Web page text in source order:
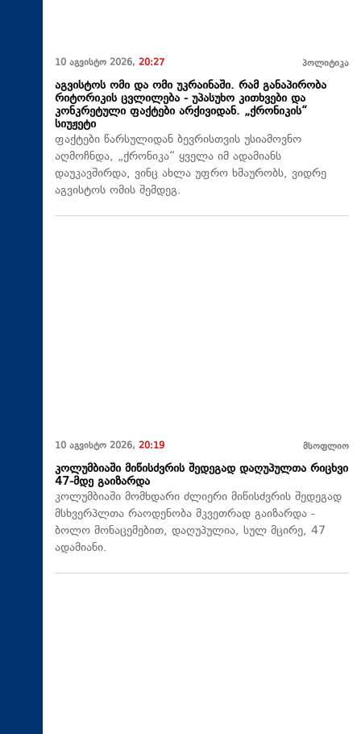
10 აგვისტო 2026, 20:27 პოლიტიკა
აგვისტოს ომი და ომი უკრაინაში. რამ განაპირობა
რიტორიკის ცვლილება - უპასუხო კითხვები და
კონკრეტული ფაქტები არქივიდან. „ქრონიკის“
სიუჟეტი
ფაქტები წარსულიდან ბევრისთვის უსიამოვნო
აღმოჩნდა, „ქრონიკა“ ყველა იმ ადამიანს
დაუკავშირდა, ვინც ახლა უფრო ხმაურობს, ვიდრე
აგვისტოს ომის შემდეგ.
10 აგვისტო 2026, 20:19 მსოფლიო
კოლუმბიაში მიწისძვრის შედეგად დაღუპულთა რიცხვი
47-მდე გაიზარდა
კოლუმბიაში მომხდარი ძლიერი მიწისძვრის შედეგად
მსხვერპლთა რაოდენობა მკვეთრად გაიზარდა -
ბოლო მონაცემებით, დაღუპულია, სულ მცირე, 47
ადამიანი.